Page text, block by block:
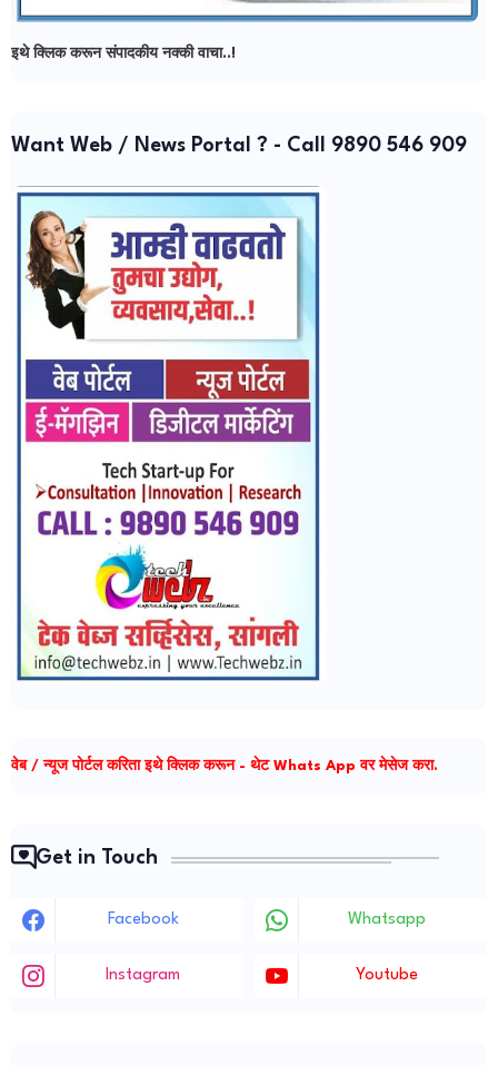
इथे क्लिक करून संपादकीय नक्की वाचा..!
Want Web / News Portal ? - Call 9890 546 909
वेब / न्यूज पोर्टल करिता इथे क्लिक करून - थेट Whats App वर मेसेज करा.
Get in Touch
Facebook Whatsapp
Instagram Youtube